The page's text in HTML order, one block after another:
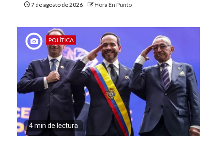
7 de agosto de 2026 Hora En Punto
POLÍTICA
4 min de lectura